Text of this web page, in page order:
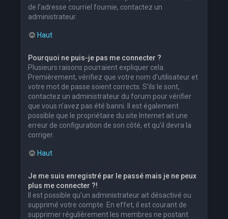
de l’adresse courriel fournie, contactez un
administrateur.
Haut
Pourquoi ne puis-je pas me connecter ?
Plusieurs raisons pourraient expliquer cela.
Premièrement, vérifiez que votre nom d’utilisateur et
votre mot de passe soient corrects. S’ils le sont,
contactez un administrateur du forum pour vérifier
que vous n’avez pas été banni. Il est également
possible que le propriétaire du site Internet ait une
erreur de configuration de son côté, et qu’il devra la
corriger.
Haut
Je me suis enregistré par le passé mais je ne peux
plus me connecter ?!
Il est possible qu’un administrateur ait désactivé ou
supprimé votre compte. En effet, il est courant de
supprimer régulièrement les membres ne postant